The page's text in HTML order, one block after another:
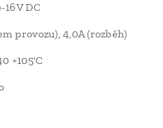
DC
provozu), 4,0A (rozběh)
+105'C